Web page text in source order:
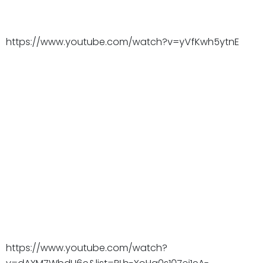
https://www.youtube.com/watch?v=yVfKwh5ytnE
https://www.youtube.com/watch?